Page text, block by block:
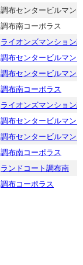
調布センタービルマン
調布南コーポラス
ライオンズマンション
調布センタービルマン
調布センタービルマン
調布南コーポラス
ライオンズマンション
調布センタービルマン
調布センタービルマン
調布南コーポラス
ランドコート調布南
調布コーポラス